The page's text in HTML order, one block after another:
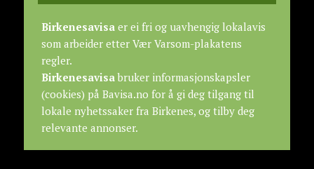
Birkenesavisaer ei fri og uavhengig lokalavis
som arbeider etter Vær Varsom-plakatens
regler.
Birkenesavisabruker informasjonskapsler
(cookies) på Bavisa.no for å gi deg tilgang til
lokale nyhetssaker fra Birkenes, og tilby deg
relevante annonser.